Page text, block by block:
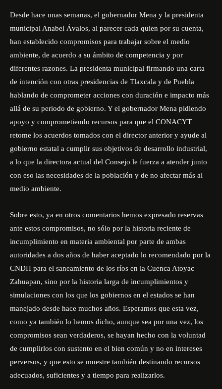
Desde hace unas semanas, el gobernador Mena y la presidenta
municipal Anabel Ávalos, al parecer cada quien por su cuenta,
han establecido compromisos para trabajar sobre el medio
ambiente, de acuerdo a su ámbito de competencia y por
diferentes razones. La presidenta municipal firmando una carta
de intención con otras presidencias de Tlaxcala y de Puebla
hablando de comprometer acciones con duración e impacto más
allá de su periodo de gobierno. Y el gobernador Mena pidiendo
apoyo y comprometiendo recursos para que el CONACYT
retome los acuerdos tomados con el director anterior y ayude al
gobierno estatal a cumplir sus objetivos de desarrollo industrial,
a lo que la directora actual del Consejo le fuerza a atender junto
con eso las necesidades de la población y de no afectar más al
medio ambiente.
Sobre esto, ya en otros comentarios hemos expresado reservas
ante estos compromisos, no sólo por la historia reciente de
incumplimiento en materia ambiental por parte de ambas
autoridades a dos años de haber aceptado lo recomendado por la
CNDH para el saneamiento de los ríos en la Cuenca Atoyac –
Zahuapan, sino por la historia larga de incumplimientos y
simulaciones con los que los gobiernos en el estados se han
manejado desde hace muchos años. Esperamos que esta vez,
como ya también lo hemos dicho, aunque sea por una vez, los
compromisos sean verdaderos, se hayan hecho con la voluntad
de cumplirlos con sustento en el bien común y no en intereses
perversos, y que esto se muestre también destinando recursos
adecuados, suficientes y a tiempo para realizarlos.